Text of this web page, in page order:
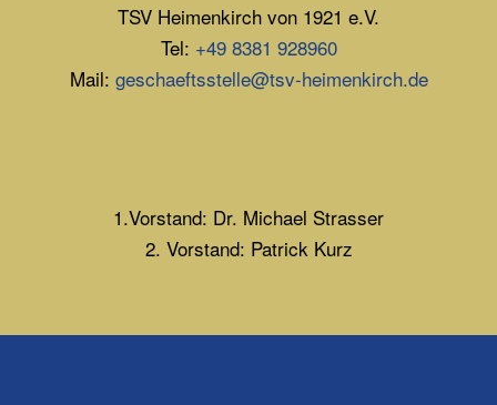
TSV Heimenkirch von 1921 e.V.
Tel: +49 8381 928960
Mail: geschaeftsstelle@tsv-heimenkirch.de
1.Vorstand: Dr. Michael Strasser
2. Vorstand: Patrick Kurz